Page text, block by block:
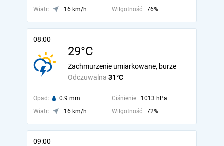
Wiatr: 16 km/h Wilgotność: 76%
08:00
29°C
Odczuwalna 31°C
Zachmurzenie umiarkowane, burze
Opad: 0.9 mm Ciśnienie: 1013 hPa
Wiatr:
16 km/h Wilgotność: 72%
09:00